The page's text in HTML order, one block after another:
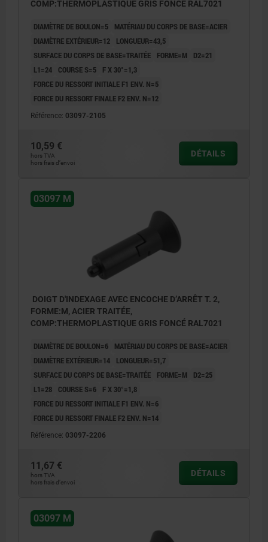
COMP:THERMOPLASTIQUE GRIS FONCÉ RAL7021
DIAMÈTRE DE BOULON=5
MATÉRIAU DU CORPS DE BASE=ACIER
DIAMÈTRE EXTÉRIEUR=12
LONGUEUR=43,5
SURFACE DU CORPS DE BASE=TRAITÉE
FORME=M
D2=21
L1=24
COURSE S=5
F X 30°=1,3
FORCE DU RESSORT INITIALE F1 ENV. N=5
FORCE DU RESSORT FINALE F2 ENV. N=12
Référence: 03097-2105
10,59 €
hors TVA
hors frais d’envoi
DÉTAILS
03097 M
DOIGT D'INDEXAGE AVEC ENCOCHE D’ARRÊT T. 2,
FORME:M, ACIER TRAITÉE,
COMP:THERMOPLASTIQUE GRIS FONCÉ RAL7021
DIAMÈTRE DE BOULON=6
MATÉRIAU DU CORPS DE BASE=ACIER
DIAMÈTRE EXTÉRIEUR=14
LONGUEUR=51,7
SURFACE DU CORPS DE BASE=TRAITÉE
FORME=M
D2=25
L1=28
COURSE S=6
F X 30°=1,8
FORCE DU RESSORT INITIALE F1 ENV. N=6
FORCE DU RESSORT FINALE F2 ENV. N=14
Référence: 03097-2206
11,67 €
hors TVA
hors frais d’envoi
DÉTAILS
03097 M